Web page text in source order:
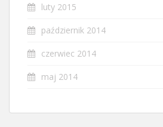
luty 2015
październik 2014
czerwiec 2014
maj 2014